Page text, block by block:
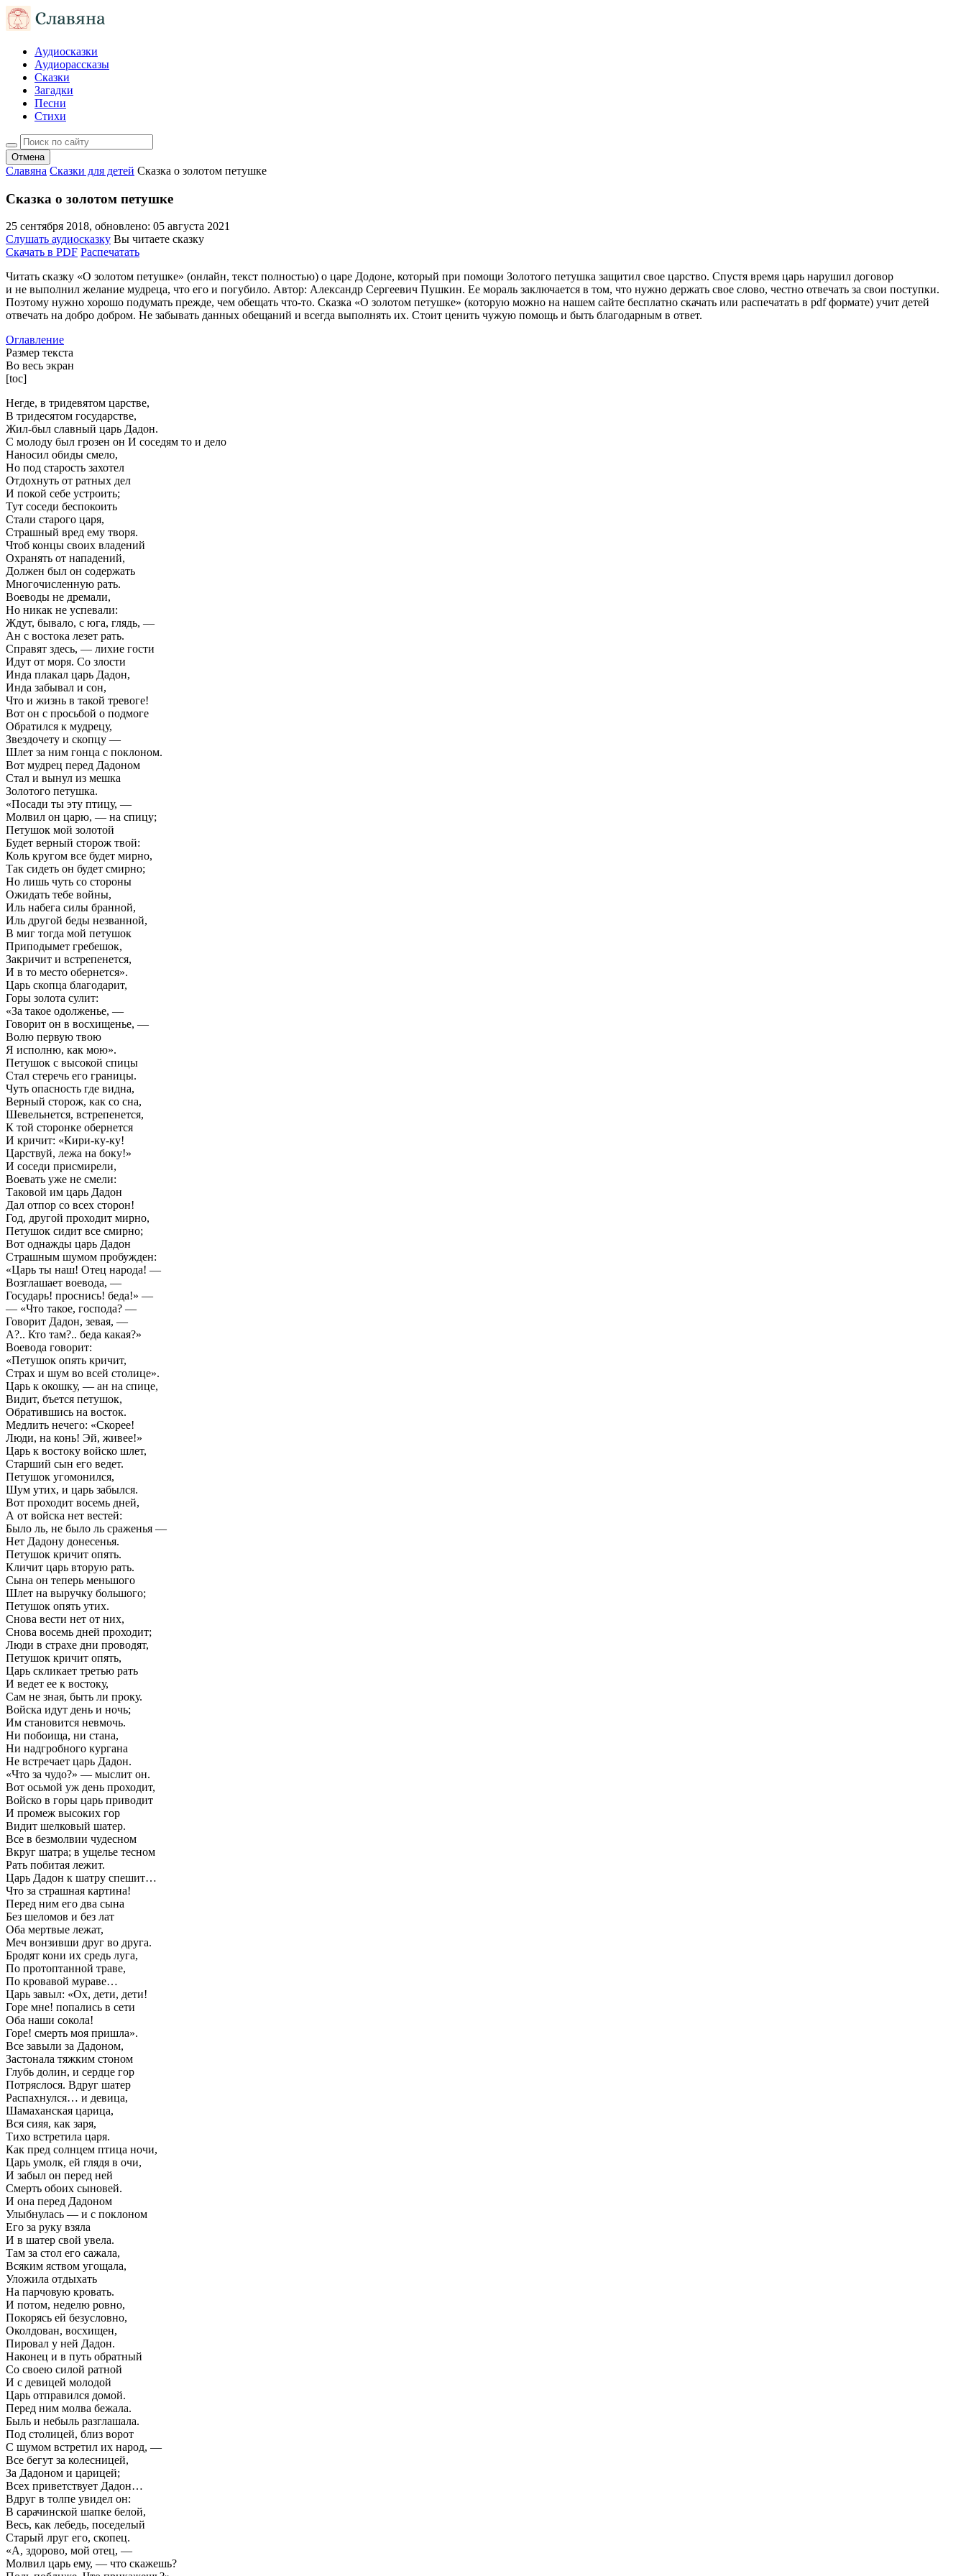
Аудиосказки
Аудиорассказы
Сказки
Загадки
Песни
Стихи
Отмена
Славяна Сказки для детей Сказка о золотом петушке
Сказка о золотом петушке
25 сентября 2018, обновлено: 05 августа 2021
Слушать аудиосказку Вы читаете сказку
Скачать в PDF Распечатать
Читать сказку «О золотом петушке» (онлайн, текст полностью) о царе Додоне, который при помощи Золотого петушка защитил свое царство. Спустя время царь нарушил договор
и не выполнил желание мудреца, что его и погубило. Автор: Александр Сергеевич Пушкин. Ее мораль заключается в том, что нужно держать свое слово, честно отвечать за свои поступки.
Поэтому нужно хорошо подумать прежде, чем обещать что-то. Сказка «О золотом петушке» (которую можно на нашем сайте бесплатно скачать или распечатать в pdf формате) учит детей
отвечать на добро добром. Не забывать данных обещаний и всегда выполнять их. Стоит ценить чужую помощь и быть благодарным в ответ.
Оглавление
Размер текста
Во весь экран
[toc]
Негде, в тридевятом царстве,
В тридесятом государстве,
Жил-был славный царь Дадон.
С молоду был грозен он И соседям то и дело
Наносил обиды смело,
Но под старость захотел
Отдохнуть от ратных дел
И покой себе устроить;
Тут соседи беспокоить
Стали старого царя,
Страшный вред ему творя.
Чтоб концы своих владений
Охранять от нападений,
Должен был он содержать
Многочисленную рать.
Воеводы не дремали,
Но никак не успевали:
Ждут, бывало, с юга, глядь, —
Ан с востока лезет рать.
Справят здесь, — лихие гости
Идут от моря. Со злости
Инда плакал царь Дадон,
Инда забывал и сон,
Что и жизнь в такой тревоге!
Вот он с просьбой о подмоге
Обратился к мудрецу,
Звездочету и скопцу —
Шлет за ним гонца с поклоном.
Вот мудрец перед Дадоном
Стал и вынул из мешка
Золотого петушка.
«Посади ты эту птицу, —
Молвил он царю, — на спицу;
Петушок мой золотой
Будет верный сторож твой:
Коль кругом все будет мирно,
Так сидеть он будет смирно;
Но лишь чуть со стороны
Ожидать тебе войны,
Иль набега силы бранной,
Иль другой беды незванной,
В миг тогда мой петушок
Приподымет гребешок,
Закричит и встрепенется,
И в то место обернется».
Царь скопца благодарит,
Горы золота сулит:
«За такое одолженье, —
Говорит он в восхищенье, —
Волю первую твою
Я исполню, как мою».
Петушок с высокой спицы
Стал стеречь его границы.
Чуть опасность где видна,
Верный сторож, как со сна,
Шевельнется, встрепенется,
К той сторонке обернется
И кричит: «Кири-ку-ку!
Царствуй, лежа на боку!»
И соседи присмирели,
Воевать уже не смели:
Таковой им царь Дадон
Дал отпор со всех сторон!
Год, другой проходит мирно,
Петушок сидит все смирно;
Вот однажды царь Дадон
Страшным шумом пробужден:
«Царь ты наш! Отец народа! —
Возглашает воевода, —
Государь! проснись! беда!» —
— «Что такое, господа? —
Говорит Дадон, зевая, —
А?.. Кто там?.. беда какая?»
Воевода говорит:
«Петушок опять кричит,
Страх и шум во всей столице».
Царь к окошку, — ан на спице,
Видит, бъется петушок,
Обратившись на восток.
Медлить нечего: «Скорее!
Люди, на конь! Эй, живее!»
Царь к востоку войско шлет,
Старший сын его ведет.
Петушок угомонился,
Шум утих, и царь забылся.
Вот проходит восемь дней,
А от войска нет вестей:
Было ль, не было ль сраженья —
Нет Дадону донесенья.
Петушок кричит опять.
Кличит царь вторую рать.
Сына он теперь меньшого
Шлет на выручку большого;
Петушок опять утих.
Снова вести нет от них,
Снова восемь дней проходит;
Люди в страхе дни проводят,
Петушок кричит опять,
Царь скликает третью рать
И ведет ее к востоку,
Сам не зная, быть ли проку.
Войска идут день и ночь;
Им становится невмочь.
Ни побоища, ни стана,
Ни надгробного кургана
Не встречает царь Дадон.
«Что за чудо?» — мыслит он.
Вот осьмой уж день проходит,
Войско в горы царь приводит
И промеж высоких гор
Видит шелковый шатер.
Все в безмолвии чудесном
Вкруг шатра; в ущелье тесном
Рать побитая лежит.
Царь Дадон к шатру спешит…
Что за страшная картина!
Перед ним его два сына
Без шеломов и без лат
Оба мертвые лежат,
Меч вонзивши друг во друга.
Бродят кони их средь луга,
По протоптанной траве,
По кровавой мураве…
Царь завыл: «Ох, дети, дети!
Горе мне! попались в сети
Оба наши сокола!
Горе! смерть моя пришла».
Все завыли за Дадоном,
Застонала тяжким стоном
Глубь долин, и сердце гор
Потряслося. Вдруг шатер
Распахнулся… и девица,
Шамаханская царица,
Вся сияя, как заря,
Тихо встретила царя.
Как пред солнцем птица ночи,
Царь умолк, ей глядя в очи,
И забыл он перед ней
Смерть обоих сыновей.
И она перед Дадоном
Улыбнулась — и с поклоном
Его за руку взяла
И в шатер свой увела.
Там за стол его сажала,
Всяким яством угощала,
Уложила отдыхать
На парчовую кровать.
И потом, неделю ровно,
Покорясь ей безусловно,
Околдован, восхищен,
Пировал у ней Дадон.
Наконец и в путь обратный
Со своею силой ратной
И с девицей молодой
Царь отправился домой.
Перед ним молва бежала.
Быль и небыль разглашала.
Под столицей, близ ворот
С шумом встретил их народ, —
Все бегут за колесницей,
За Дадоном и царицей;
Всех приветствует Дадон…
Вдруг в толпе увидел он:
В сарачинской шапке белой,
Весь, как лебедь, поседелый
Старый лруг его, скопец.
«А, здорово, мой отец, —
Молвил царь ему, — что скажешь?